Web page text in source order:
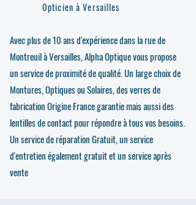
Opticien à Versailles
Avec plus de 10 ans d'expérience dans la rue de
Montreuil à Versailles, Alpha Optique vous propose
un service de proximité de qualité. Un large choix de
Montures, Optiques ou Solaires, des verres de
fabrication Origine France garantie mais aussi des
lentilles de contact pour répondre à tous vos besoins.
Un service de réparation Gratuit, un service
d'entretien également gratuit et un service après
vente